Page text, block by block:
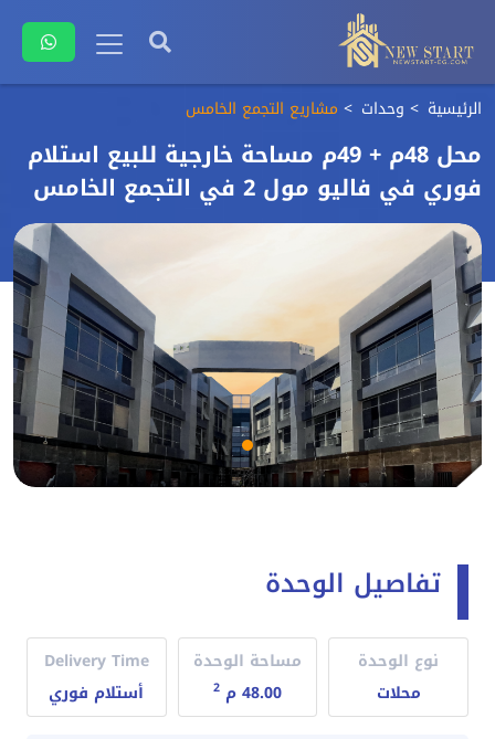
الرئيسية وحدات مشاريع التجمع الخامس
محل 48م + 49م مساحة خارجية للبيع استلام
فوري في فاليو مول 2 في التجمع الخامس
تفاصيل الوحدة
نوع الوحدة
محلات
مساحة الوحدة
48.00 م
2
Delivery Time
أستلام فوري